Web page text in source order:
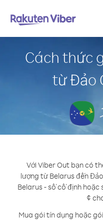
Cách thức
từ Đảo
Với Viber Out bạn có
lượng từ Belarus đến
Belarus - số cố định
¢
Mua gói tín dụng hoặc